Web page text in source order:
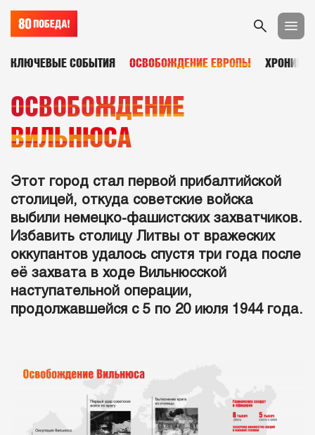
КЛЮЧЕВЫЕ СОБЫТИЯ ОСВОБОЖДЕНИЕ ЕВРОПЫ ХРОНИКА
ОСВОБОЖДЕНИЕ
ВИЛЬНЮСА
Этот город стал первой прибалтийской
столицей, откуда советские войска
выбили немецко-фашистских захватчиков.
Избавить столицу Литвы от вражеских
оккупантов удалось спустя три года после
её захвата в ходе Вильнюсской
наступательной операции,
продолжавшейся с 5 по 20 июля 1944 года.